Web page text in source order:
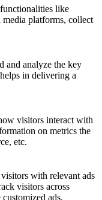
like
platforms, collect
and analyze the key
in delivering a
visitors interact with
on metrics the
etc.
with relevant ads
visitors across
ads.